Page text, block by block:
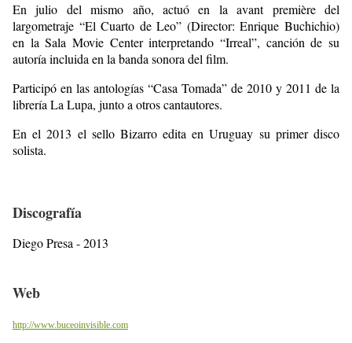
En julio del mismo año, actuó en la avant première del
largometraje “El Cuarto de Leo” (Director: Enrique Buchichio)
en la Sala Movie Center interpretando “Irreal”, canción de su
autoría incluida en la banda sonora del film.
Participó en las antologías “Casa Tomada” de 2010 y 2011 de la
librería La Lupa, junto a otros cantautores.
En el 2013 el sello Bizarro edita en Uruguay su primer disco
solista.
Discografía
Diego Presa - 2013
Web
http://www.buceoinvisible.com